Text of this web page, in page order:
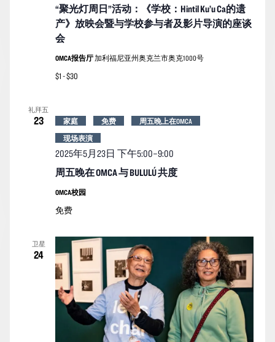
“聚光灯周日”活动：《学校：Hintil Ku’u Ca的遗
产》放映会暨与学校参与者及影片导演的座谈
会
OMCA报告厅加利福尼亚州奥克兰市奥克1000号
$1 - $30
礼拜五
23
周五晚在 OMCA 与 BULULÚ 共度
2025年5月23日 下午5:00–9:00
家庭 免费
周五晚上在OMCA
现场表演
OMCA校园
免费
卫星
24